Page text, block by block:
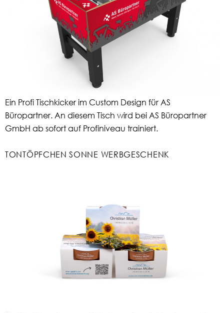
Ein Profi Tischkicker im Custom Design für AS
Büropartner. An diesem Tisch wird bei AS Büropartner
GmbH ab sofort auf Profiniveau trainiert.
TONTÖPFCHEN SONNE WERBGESCHENK